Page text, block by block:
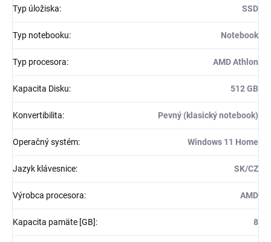
Typ úložiska: SSD
Typ notebooku: Notebook
Typ procesora: AMD Athlon
Kapacita Disku: 512 GB
Konvertibilita: Pevný (klasický notebook)
Operačný systém: Windows 11 Home
Jazyk klávesnice: SK/CZ
Výrobca procesora: AMD
Kapacita pamäte [GB]: 8